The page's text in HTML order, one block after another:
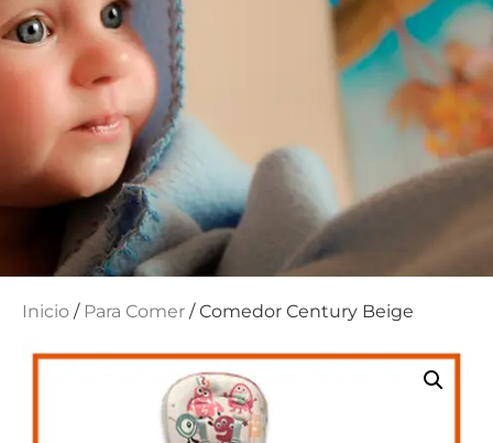
Inicio / Para Comer / Comedor Century Beige